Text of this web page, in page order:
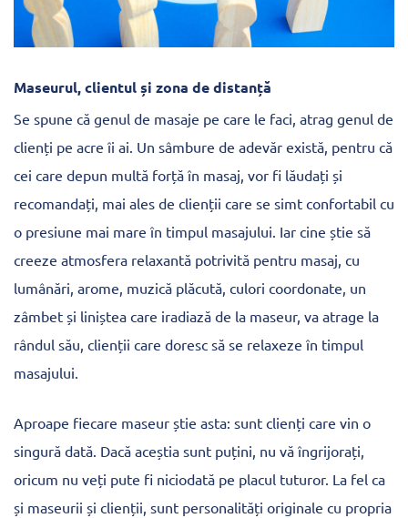
Maseurul, clientul și zona de distanță
Se spune că genul de masaje pe care le faci, atrag genul de
clienți pe acre îi ai. Un sâmbure de adevăr există, pentru că
cei care depun multă forță în masaj, vor fi lăudați și
recomandați, mai ales de clienții care se simt confortabil cu
o presiune mai mare în timpul masajului. Iar cine știe să
creeze atmosfera relaxantă potrivită pentru masaj, cu
lumânări, arome, muzică plăcută, culori coordonate, un
zâmbet și liniștea care iradiază de la maseur, va atrage la
rândul său, clienții care doresc să se relaxeze în timpul
masajului.
Aproape fiecare maseur știe asta: sunt clienți care vin o
singură dată. Dacă aceștia sunt puțini, nu vă îngrijorați,
oricum nu veți pute fi niciodată pe placul tuturor. La fel ca
și maseurii și clienții, sunt personalități originale cu propria